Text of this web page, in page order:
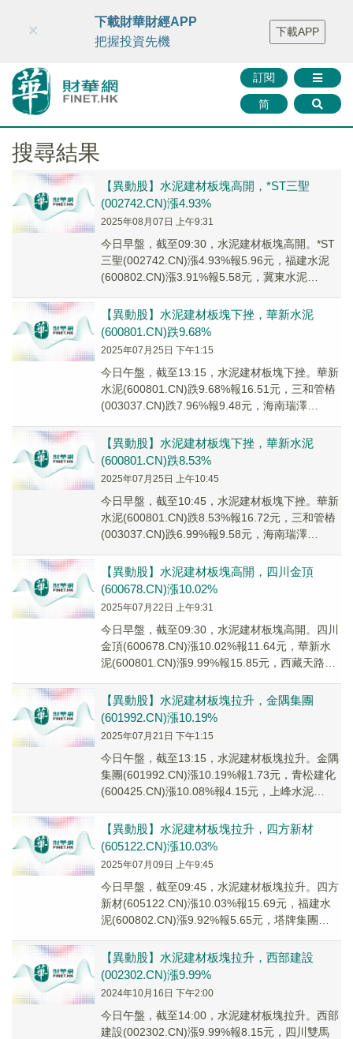
財華智庫網 FINTV FINMETA 財華證券 媒體矩陣
智庫沙龍
聯絡我們
訂閱
简
×
下載財華財經APP
把握投資先機
下載APP
搜尋結果
【異動股】水泥建材板塊高開，*ST三聖
(002742.CN)漲4.93%
2025年08月07日 上午9:31
今日早盤，截至09:30，水泥建材板塊高開。*ST
三聖(002742.CN)漲4.93%報5.96元，福建水泥
(600802.CN)漲3.91%報5.58元，冀東水泥
【異動股】水泥建材板塊下挫，華新水泥
(600801.CN)跌9.68%
2025年07月25日 下午1:15
今日午盤，截至13:15，水泥建材板塊下挫。華新
水泥(600801.CN)跌9.68%報16.51元，三和管樁
(003037.CN)跌7.96%報9.48元，海南瑞澤
【異動股】水泥建材板塊下挫，華新水泥
(600801.CN)跌8.53%
2025年07月25日 上午10:45
今日早盤，截至10:45，水泥建材板塊下挫。華新
水泥(600801.CN)跌8.53%報16.72元，三和管樁
(003037.CN)跌6.99%報9.58元，海南瑞澤
【異動股】水泥建材板塊高開，四川金頂
(600678.CN)漲10.02%
2025年07月22日 上午9:31
今日早盤，截至09:30，水泥建材板塊高開。四川
金頂(600678.CN)漲10.02%報11.64元，華新水
泥(600801.CN)漲9.99%報15.85元，西藏天路
【異動股】水泥建材板塊拉升，金隅集團
(601992.CN)漲10.19%
2025年07月21日 下午1:15
今日午盤，截至13:15，水泥建材板塊拉升。金隅
集團(601992.CN)漲10.19%報1.73元，青松建化
(600425.CN)漲10.08%報4.15元，上峰水泥
【異動股】水泥建材板塊拉升，四方新材
(605122.CN)漲10.03%
2025年07月09日 上午9:45
今日早盤，截至09:45，水泥建材板塊拉升。四方
新材(605122.CN)漲10.03%報15.69元，福建水
泥(600802.CN)漲9.92%報5.65元，塔牌集團
【異動股】水泥建材板塊拉升，西部建設
(002302.CN)漲9.99%
2024年10月16日 下午2:00
今日午盤，截至14:00，水泥建材板塊拉升。西部
建設(002302.CN)漲9.99%報8.15元，四川雙馬